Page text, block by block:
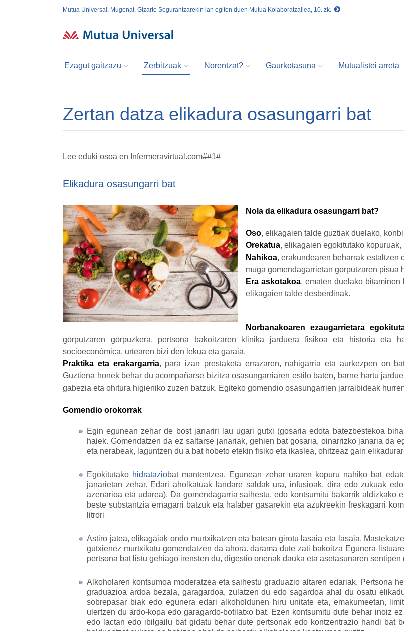
Mutua Universal, Mugenat, Gizarte Segurantzarekin lan egiten duen Mutua Kolaboratzailea, 10. zk.
Ezagut gaitzazu Zerbitzuak Norentzat? Gaurkotasuna Mutualistei arreta
Zertan datza elikadura osasungarri bat
Lee eduki osoa en Infermeravirtual.com##1#
Elikadura osasungarri bat
Nola da elikadura osasungarri bat?
Oso, elikagaien talde guztiak duelako,
Orekatua, elikagaien egokitutako
Nahikoa, erakundearen beharrak estaltzen
muga gomendagarrietan gorputzaren pisua
Era askotakoa, ematen duelako bitaminen
elikagaien talde desberdinak.
Norbanakoaren ezaugarrietara
gorputzaren gorpuzkera, pertsona bakoitzaren klinika jarduera fisikoa eta historia eta
socioeconómica, urtearen bizi den lekua eta garaia.
Praktika eta erakargarria, para izan prestaketa errazaren, nahigarria eta aurkezpen on
Guztiena honek behar du acompañarse bizitza osasungarriaren estilo baten, barne hartu
gabezia eta ohitura higieniko zuzen batzuk. Egiteko gomendio osasungarrien jarraibideak
Gomendio orokorrak
Egin egunean zehar de bost janariri lau ugari gutxi (gosaria edota batezbestekoa
haiek. Gomendatzen da ez saltarse janariak, gehien bat gosaria, oinarrizko janaria da
eta nerabeak, laguntzen du a bat hobeto etekin fisiko eta ikaslea, ohitzeaz gain
Egokitutako hidrataziobat mantentzea. Egunean zehar uraren kopuru nahiko bat
janarietan zehar. Edari aholkatuak landare saldak ura, infusioak, dira edo zukuak
azenarioa eta udarea). Da gomendagarria saihestu, edo kontsumitu bakarrik aldizkako
beste substantzia ernagarri batzuk eta halaber gasarekin eta azukreekin freskagarri
litrori
Astiro jatea, elikagaiak ondo murtxikatzen eta batean girotu lasaia eta lasaia.
gutxienez murtxikatu gomendatzen da ahora. darama dute zati bakoitza Egunera
pertsona bat listu gehiago irensten du, digestio onenak dauka eta asetasunaren sentipen
Alkoholaren kontsumoa moderatzea eta saihestu graduazio altaren edariak. Pertsona
graduazioa ardoa bezala, garagardoa, zulatzen du edo sagardoa ahal du osatu
sobrepasar biak edo egunera edari alkoholdunen hiru unitate eta, emakumeetan,
ulertzen du ardo-kopa edo garagardo-botilatxo bat. Ezen kontsumitu dute behar inoiz
edo lactan edo ibilgailu bat gidatu behar dute pertsonak edo kontzentrazio handi bat